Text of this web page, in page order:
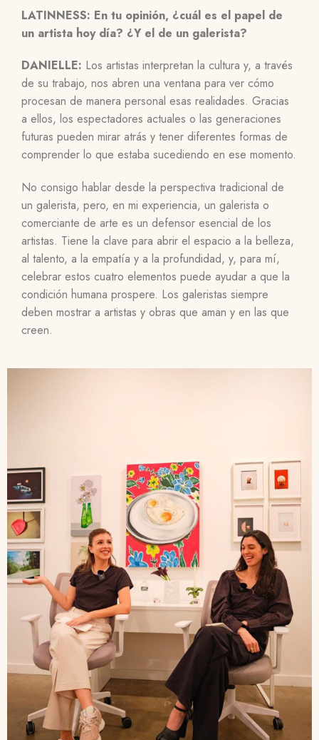
LATINNESS: En tu opinión, ¿cuál es el papel de
un artista hoy día? ¿Y el de un galerista?
DANIELLE: Los artistas interpretan la cultura y, a través
de su trabajo, nos abren una ventana para ver cómo
procesan de manera personal esas realidades. Gracias
a ellos, los espectadores actuales o las generaciones
futuras pueden mirar atrás y tener diferentes formas de
comprender lo que estaba sucediendo en ese momento.
No consigo hablar desde la perspectiva tradicional de
un galerista, pero, en mi experiencia, un galerista o
comerciante de arte es un defensor esencial de los
artistas. Tiene la clave para abrir el espacio a la belleza,
al talento, a la empatía y a la profundidad, y, para mí,
celebrar estos cuatro elementos puede ayudar a que la
condición humana prospere. Los galeristas siempre
deben mostrar a artistas y obras que aman y en las que
creen.